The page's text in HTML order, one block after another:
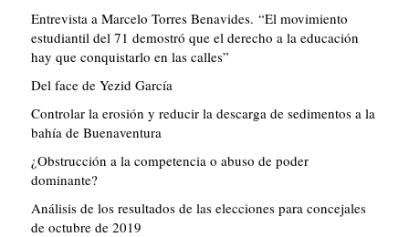
Entrevista a Marcelo Torres Benavides. “El movimiento
estudiantil del 71 demostró que el derecho a la educación
hay que conquistarlo en las calles”
Del face de Yezid García
Controlar la erosión y reducir la descarga de sedimentos a la
bahía de Buenaventura
¿Obstrucción a la competencia o abuso de poder
dominante?
Análisis de los resultados de las elecciones para concejales
de octubre de 2019